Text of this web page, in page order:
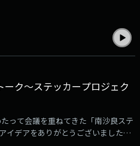
だけます！
6a8d-4af3-a9b9-
黒川想矢ANNP番組
ク～ステッカープロジェク
って会議を重ねてきた「南沙良ステ
イデアをありがとうございました！